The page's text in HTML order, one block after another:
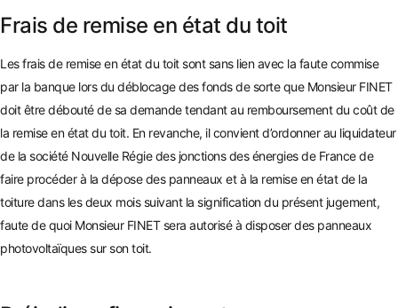
Frais de remise en état du toit
Les frais de remise en état du toit sont sans lien avec la faute commise
par la banque lors du déblocage des fonds de sorte que Monsieur FINET
doit être débouté de sa demande tendant au remboursement du coût de
la remise en état du toit. En revanche, il convient d’ordonner au liquidateur
de la société Nouvelle Régie des jonctions des énergies de France de
faire procéder à la dépose des panneaux et à la remise en état de la
toiture dans les deux mois suivant la signification du présent jugement,
faute de quoi Monsieur FINET sera autorisé à disposer des panneaux
photovoltaïques sur son toit.